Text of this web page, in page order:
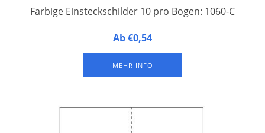
Farbige Einsteckschilder 10 pro Bogen: 1060-C
10 Einsteckschilder auf einem A4-Druckbogen aus
Laser- und Tintenstrahldruckern. Verpackung à 25
Druckbogen pro Farbe.
Ab €0,54
MEHR INFO